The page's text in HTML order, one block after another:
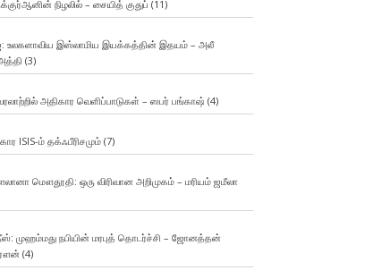
நிழலில் – சையித் குதுப் (11)
உலகளாவிய இஸ்லாமிய இயக்கத்தின் இதயம் – அலீ
(3)
அதிகார வெளிப்பாடுகள் – ஸபர் பங்காஷ் (4)
ISIS-ம் தக்ஃபீரிசமும்(7)
மௌதூதி: ஒரு விரிவான அறிமுகம் – மரியம் ஜமீலா
முஹம்மது நபியின் மரபுத் தொடர்ச்சி – ஜோனத்தன்
(4)